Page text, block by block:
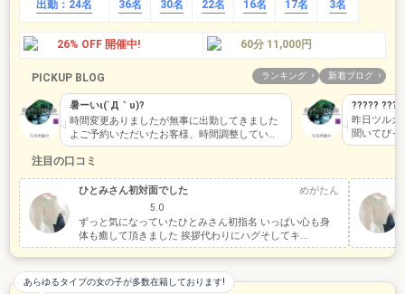
出勤： 24名 36名 30名 22名 16名 17名 3名
26% OFF 開催中! 60分 11,000円
PICKUP BLOG ランキング 新着ブログ
暑ーいι(´Д｀υ)?
時間変更ありましたが無事に出勤してきました
よご予約いただいたお客様、時間調整していた
だいてありがとうございますお会い出…
????? ???
昨日ツルガ
聞いてびっ
いましたま
注目の口コミ
ひとみさん初対面でした めがたん
5.0
ずっと気になっていたひとみさん初指名 いっぱい心も身
体も癒して頂きました 挨拶代わりにハグそしてキ...
あらゆるタイプの女の子が多数在籍しております!